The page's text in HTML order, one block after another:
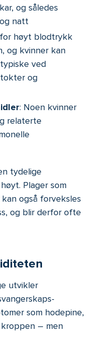
og således
natt
for høyt blodtrykk
og kvinner kan
ved
og
: Noen kvinner
relaterte
tydelige
Plager som
også forveksles
og blir derfor ofte
utvikler
som hodepine,
– men